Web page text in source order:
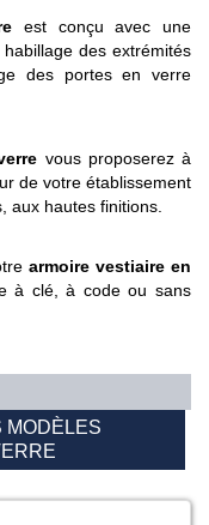
est conçu avec une
des extrémités
des portes en verre
vous proposerez à
de votre établissement
aux hautes finitions
armoire vestiaire en
à clé, à code ou sans
MODÈLES